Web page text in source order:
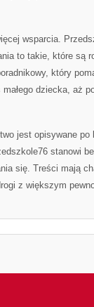
wsparcia.
to takie, które są
który
dziecka, aż
jest opisywane
stanowi
się. Treści mają
z większym